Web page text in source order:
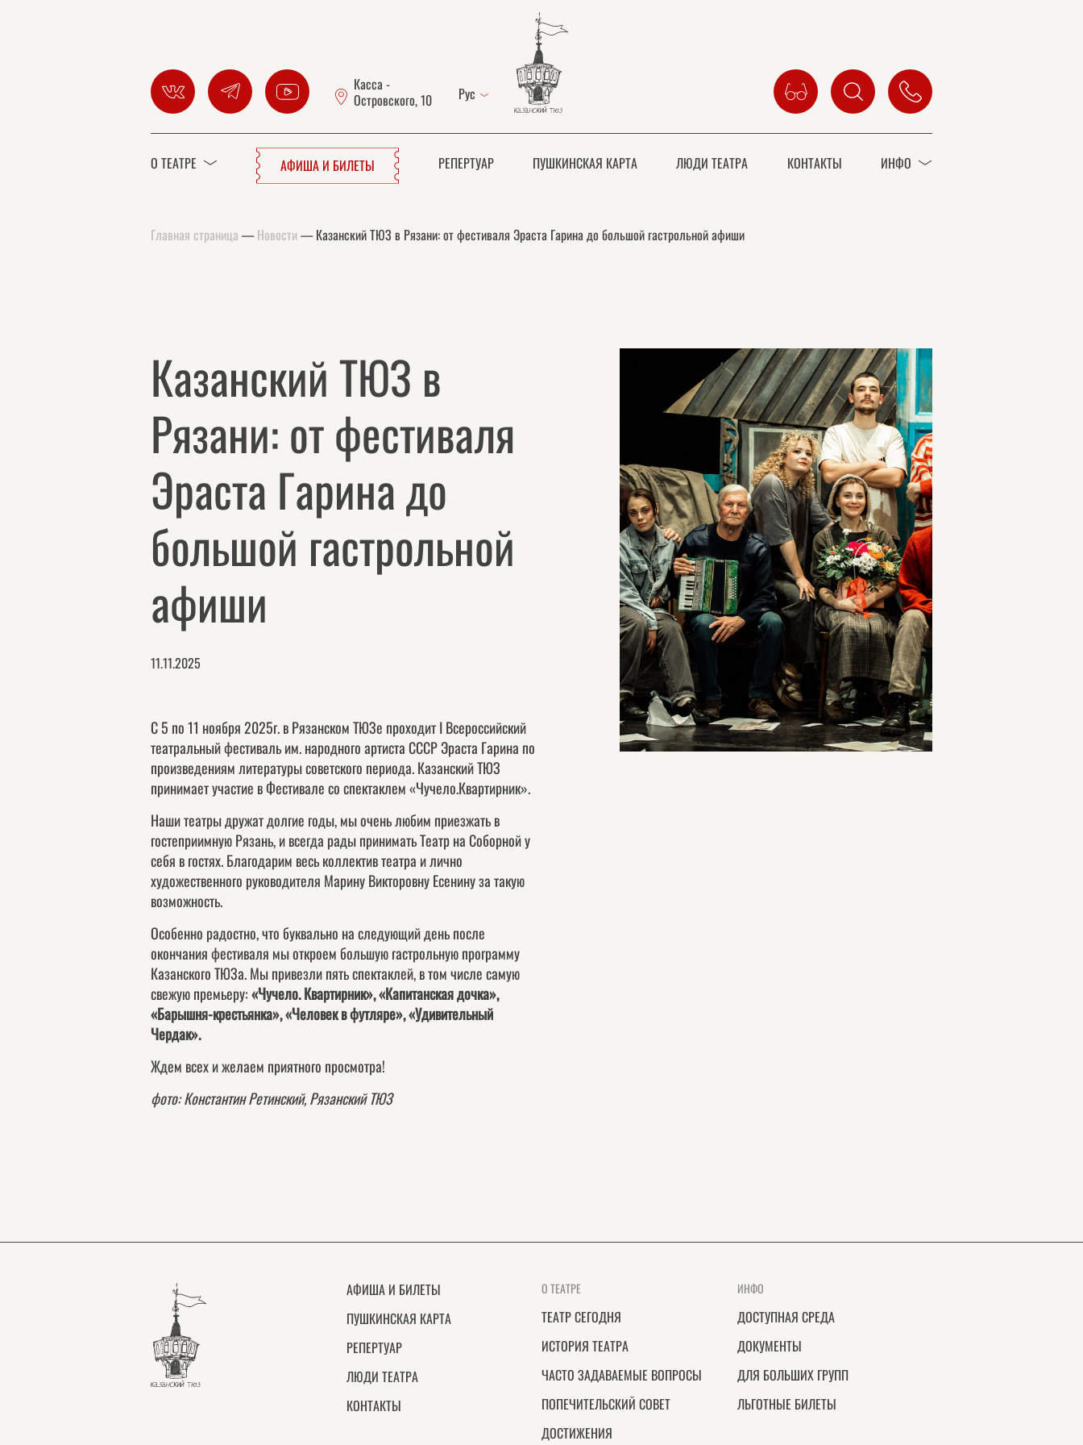
Касса -
Островского, 10
Рус
О ТЕАТРЕ АФИША И БИЛЕТЫ РЕПЕРТУАР ПУШКИНСКАЯ КАРТА ЛЮДИ ТЕАТРА КОНТАКТЫ ИНФО
Главная страница —Новости —Казанский ТЮЗ в Рязани: от фестиваля Эраста Гарина до большой гастрольной афиши
Казанский ТЮЗ в
Рязани: от фестиваля
Эраста Гарина до
большой гастрольной
афиши
11.11.2025
С 5 по 11 ноября 2025г. в Рязанском ТЮЗе проходит I Всероссийский
театральный фестиваль им. народного артиста СССР Эраста Гарина по
произведениям литературы советского периода. Казанский ТЮЗ
принимает участие в Фестивале со спектаклем «Чучело.Квартирник».
Наши театры дружат долгие годы, мы очень любим приезжать в
гостеприимную Рязань, и всегда рады принимать Театр на Соборной у
себя в гостях. Благодарим весь коллектив театра и лично
художественного руководителя Марину Викторовну Есенину за такую
возможность.
Особенно радостно, что буквально на следующий день после
окончания фестиваля мы откроем большую гастрольную программу
Казанского ТЮЗа. Мы привезли пять спектаклей, в том числе самую
свежую премьеру:«Чучело. Квартирник», «Капитанская дочка»,
«Барышня-крестьянка», «Человек в футляре», «Удивительный
Чердак».
Ждем всех и желаем приятного просмотра!
фото: Константин Ретинский, Рязанский ТЮЗ
АФИША И БИЛЕТЫ
ПУШКИНСКАЯ КАРТА
РЕПЕРТУАР
ЛЮДИ ТЕАТРА
КОНТАКТЫ
О ТЕАТРЕ
ТЕАТР СЕГОДНЯ
ИСТОРИЯ ТЕАТРА
ЧАСТО ЗАДАВАЕМЫЕ ВОПРОСЫ
ПОПЕЧИТЕЛЬСКИЙ СОВЕТ
ДОСТИЖЕНИЯ
ИНФО
ДОСТУПНАЯ СРЕДА
ДОКУМЕНТЫ
ДЛЯ БОЛЬШИХ ГРУПП
ЛЬГОТНЫЕ БИЛЕТЫ